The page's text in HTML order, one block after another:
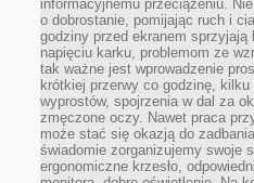
informacyjnemu przeciążeniu.
o dobrostanie, pomijając ruch i
godziny przed ekranem sprzyjają
napięciu karku, problemom ze
tak ważne jest wprowadzenie
krótkiej przerwy co godzinę, kilku
wyprostów, spojrzenia w dal za
zmęczone oczy. Nawet praca
może stać się okazją do
świadomie zorganizujemy swoje
ergonomiczne krzesło,